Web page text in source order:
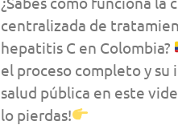
centralizada de
hepatitis C en Colombia?
el proceso completo y su
salud pública en este
lo pierdas!